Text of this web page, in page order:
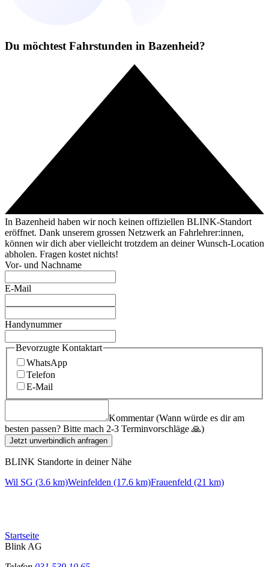
Du möchtest Fahrstunden in Bazenheid?
In Bazenheid haben wir noch keinen offiziellen BLINK-Standort
eröffnet. Dank unserem grossen Netzwerk an Fahrlehrer:innen,
können wir dich aber vielleicht trotzdem an deiner Wunsch-Location
abholen. Fragen kostet nichts!
Vor- und Nachname
E-Mail
Handynummer
Bevorzugte Kontaktart
WhatsApp
Telefon
E-Mail
Kommentar (Wann würde es dir am
besten passen? Bitte mach 2-3 Terminvorschläge 🙏)
Jetzt unverbindlich anfragen
BLINK Standorte in deiner Nähe
Wil SG (3.6 km)Weinfelden (17.6 km)Frauenfeld (21 km)
Startseite
Blink AG